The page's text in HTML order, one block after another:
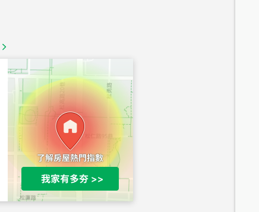
1,020萬
總價
490萬
總價
1,808萬